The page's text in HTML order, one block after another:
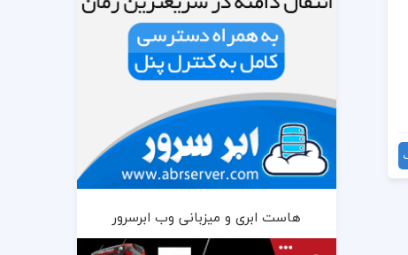
هاست ابری و میزبانی وب ابرسرور